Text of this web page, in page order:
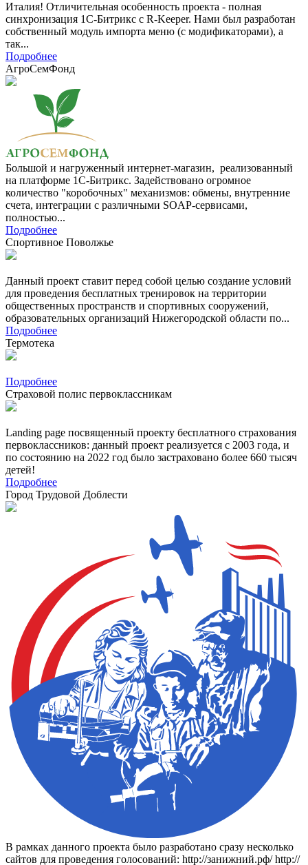
Италия! Отличительная особенность проекта - полная
синхронизация 1С-Битрикс с R-Keeper. Нами был разработан
собственный модуль импорта меню (с модификаторами), а
так...
Подробнее
АгроСемФонд
Большой и нагруженный интернет-магазин, реализованный
на платформе 1С-Битрикс. Задействовано огромное
количество "коробочных" механизмов: обмены, внутренние
счета, интеграции с различными SOAP-сервисами,
полностью...
Подробнее
Спортивное Поволжье
Данный проект ставит перед собой целью создание условий
для проведения бесплатных тренировок на территории
общественных пространств и спортивных сооружений,
образовательных организаций Нижегородской области по...
Подробнее
Термотека
Подробнее
Страховой полис первоклассникам
Landing page посвященный проекту бесплатного страхования
первоклассников: данный проект реализуется с 2003 года, и
по состоянию на 2022 год было застраховано более 660 тысяч
детей!
Подробнее
Город Трудовой Доблести
В рамках данного проекта было разработано сразу несколько
сайтов для проведения голосований: http://занижний.рф/ http://